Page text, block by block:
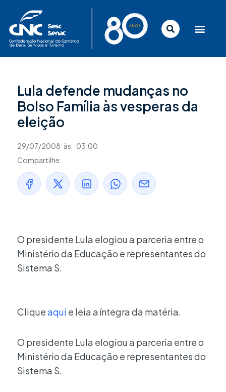
conteúdo
Lula defende mudanças no
Bolso Família às vesperas da
eleição
29/07/2008 às
03:00
Compartilhe:
O presidente Lula elogiou a parceria entre o
Ministério da Educação e representantes do
Sistema S.
Cliqueaqui e leia a íntegra da matéria.
O presidente Lula elogiou a parceria entre o
Ministério da Educação e representantes do
Sistema S.